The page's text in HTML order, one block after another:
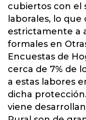
cubiertos con el
laborales, lo
estrictamente a
formales en
Encuestas de
cerca de 7% de
a estas labores
dicha
viene